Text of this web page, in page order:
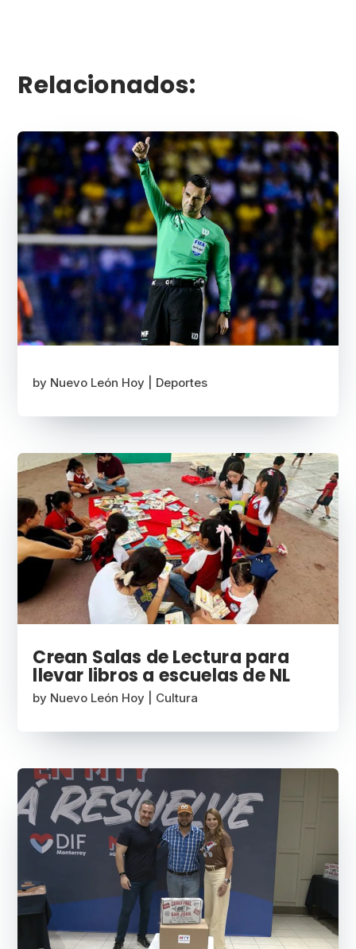
Relacionados:
by Nuevo León Hoy Deportes
Crean Salas de Lectura para
llevar libros a escuelas de NL
by Nuevo León Hoy Cultura